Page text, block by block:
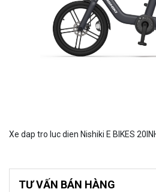
Xe dap tro luc dien Nishiki E BIKES
TƯ VẤN BÁN HÀNG